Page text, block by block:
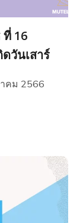
16
วันเสาร์
คม 2566